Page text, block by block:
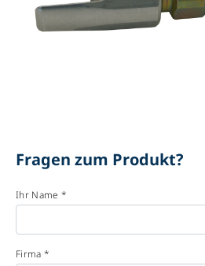
Fragen zum Produkt?
Ihr Name *
Firma *